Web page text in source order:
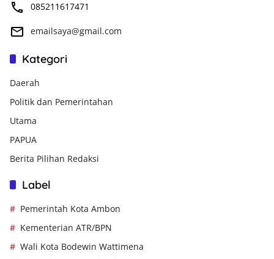
085211617471
emailsaya@gmail.com
Kategori
Daerah
Politik dan Pemerintahan
Utama
PAPUA
Berita Pilihan Redaksi
Label
Pemerintah Kota Ambon
Kementerian ATR/BPN
Wali Kota Bodewin Wattimena